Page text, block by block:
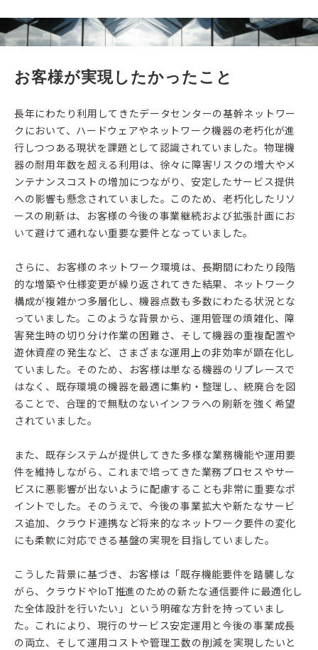
お客様が実現したかったこと
長年にわたり利用してきたデータセンターの基幹ネットワー
クにおいて、ハードウェアやネットワーク機器の老朽化が進
行しつつある現状を課題として認識されていました。物理機
器の耐用年数を超える利用は、徐々に障害リスクの増大やメ
ンテナンスコストの増加につながり、安定したサービス提供
への影響も懸念されていました。このため、老朽化したリソ
ースの刷新は、お客様の今後の事業継続および拡張計画にお
いて避けて通れない重要な要件となっていました。
さらに、お客様のネットワーク環境は、長期間にわたり段階
的な増築や仕様変更が繰り返されてきた結果、ネットワーク
構成が複雑かつ多層化し、機器点数も多数にわたる状況とな
っていました。このような背景から、運用管理の煩雑化、障
害発生時の切り分け作業の困難さ、そして機器の重複配置や
遊休資産の発生など、さまざまな運用上の非効率が顕在化し
ていました。そのため、お客様は単なる機器のリプレースで
はなく、既存環境の機器を最適に集約・整理し、統廃合を図
ることで、合理的で無駄のないインフラへの刷新を強く希望
されていました。
また、既存システムが提供してきた多様な業務機能や運用要
件を維持しながら、これまで培ってきた業務プロセスやサー
ビスに悪影響が出ないように配慮することも非常に重要なポ
イントでした。そのうえで、今後の事業拡大や新たなサービ
ス追加、クラウド連携など将来的なネットワーク要件の変化
にも柔軟に対応できる基盤の実現を目指していました。
こうした背景に基づき、お客様は「既存機能要件を踏襲しな
がら、クラウドやIoT推進のための新たな通信要件に最適化し
た全体設計を行いたい」という明確な方針を持っていまし
た。これにより、現行のサービス安定運用と今後の事業成長
の両立、そして運用コストや管理工数の削減を実現したいと